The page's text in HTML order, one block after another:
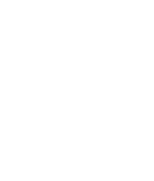
construida de
performática que
ejecución de contratos
crecimiento de